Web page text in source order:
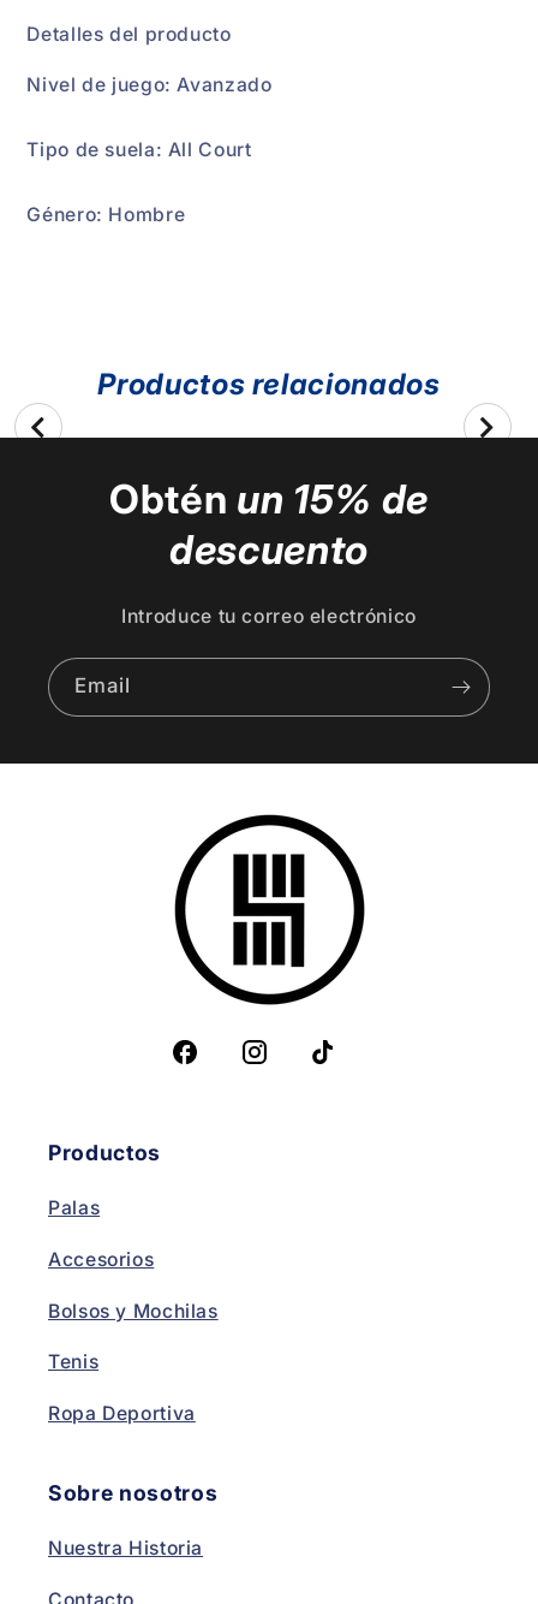
Detalles del producto
Nivel de juego: Avanzado
Tipo de suela: All Court
Género: Hombre
Productos relacionados
Obtén un 15% de
descuento
Introduce tu correo electrónico
Email
Productos
Palas
Accesorios
Bolsos y Mochilas
Tenis
Ropa Deportiva
Sobre nosotros
Nuestra Historia